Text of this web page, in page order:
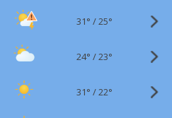
31° /25°
24° /23°
31° /22°